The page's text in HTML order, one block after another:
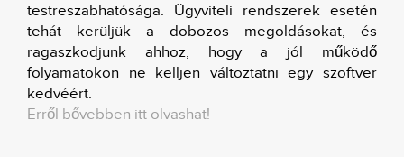
testreszabhatósága. Ügyviteli rendszerek esetén
tehát kerüljük a dobozos megoldásokat, és
ragaszkodjunk ahhoz, hogy a jól működő
folyamatokon ne kelljen változtatni egy szoftver
kedvéért.
Erről bővebben itt olvashat!